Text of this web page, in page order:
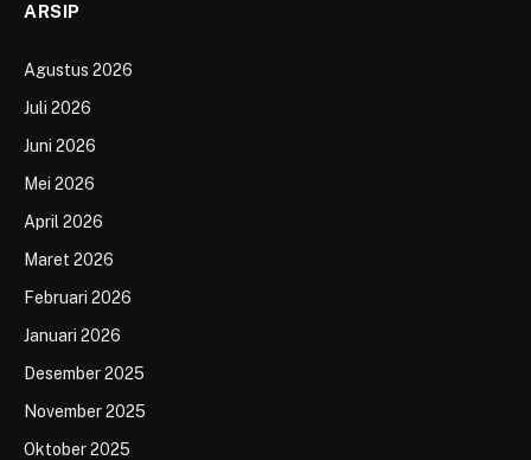
ARSIP
Agustus 2026
Juli 2026
Juni 2026
Mei 2026
April 2026
Maret 2026
Februari 2026
Januari 2026
Desember 2025
November 2025
Oktober 2025